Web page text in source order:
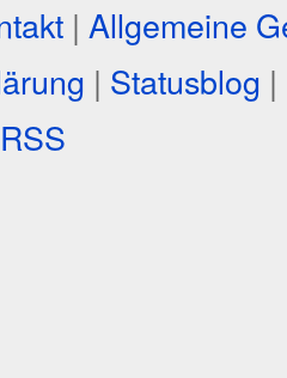
| Allgemeine
| Statusblog |
RSS